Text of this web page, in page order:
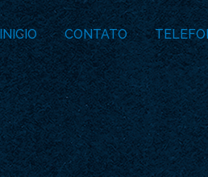
INICIO CONTATO